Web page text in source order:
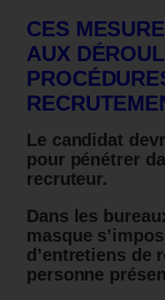
CES
AUX
Le candidat
pour pénétrer
recruteur.
Dans les
masque
d’entretiens de
personne